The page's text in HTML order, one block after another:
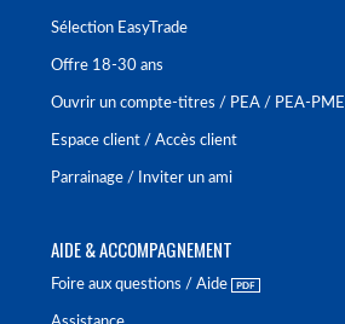
Sélection EasyTrade
Offre 18-30 ans
Ouvrir un compte-titres / PEA / PEA-PME
Espace client / Accès client
Parrainage / Inviter un ami
AIDE & ACCOMPAGNEMENT
Foire aux questions / Aide